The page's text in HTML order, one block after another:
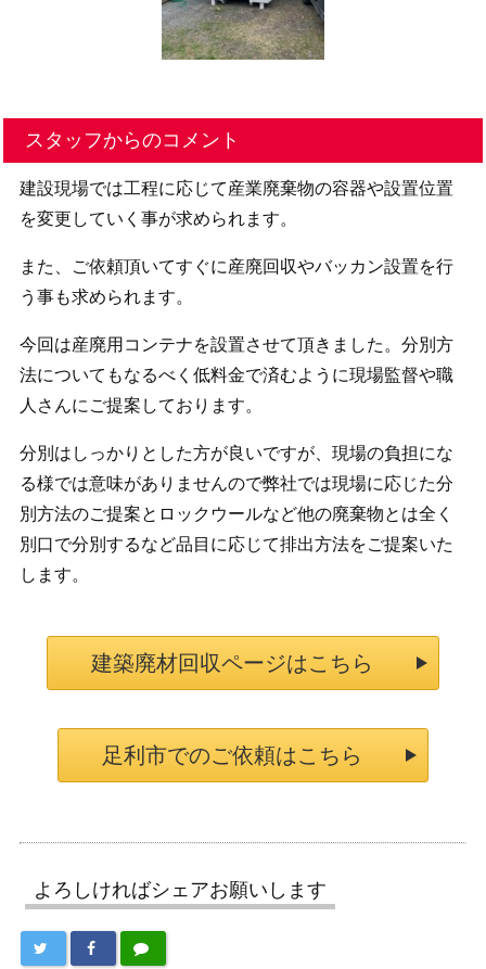
スタッフからのコメント
建設現場では工程に応じて産業廃棄物の容器や設置位置
を変更していく事が求められます。
また、ご依頼頂いてすぐに産廃回収やバッカン設置を行
う事も求められます。
今回は産廃用コンテナを設置させて頂きました。分別方
法についてもなるべく低料金で済むように現場監督や職
人さんにご提案しております。
分別はしっかりとした方が良いですが、現場の負担にな
る様では意味がありませんので弊社では現場に応じた分
別方法のご提案とロックウールなど他の廃棄物とは全く
別口で分別するなど品目に応じて排出方法をご提案いた
します。
建築廃材回収ページはこちら
足利市でのご依頼はこちら
よろしければシェアお願いします